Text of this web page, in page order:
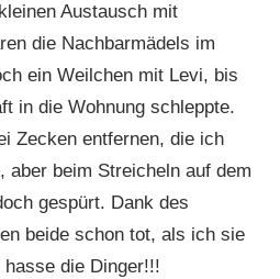
Austausch mit
die Nachbarmädels im
ein Weilchen mit Levi, bis
in die Wohnung schleppte.
Zecken entfernen, die ich
aber beim Streicheln auf dem
gespürt. Dank des
beide schon tot, als ich sie
hasse die Dinger!!!